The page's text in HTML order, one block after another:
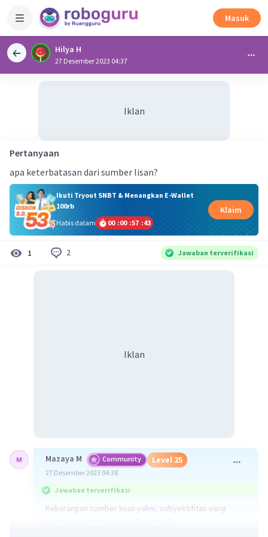
Masuk
Hilya H
27 Desember 2023 04:37
Iklan
Pertanyaan
apa keterbatasan dari sumber lisan?
Ikuti Tryout SNBT & Menangkan E-Wallet
100rb
Habis dalam
00 :00 :57 :42
Klaim
1 2 Jawaban terverifikasi
Iklan
Mazaya M Community Level 25
27 Desember 2023 04:38
Jawaban terverifikasi
Kekurangan sumber lisan yakni, subyektifitas yang